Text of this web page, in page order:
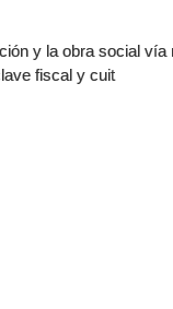
y la obra social
fiscal y cuit